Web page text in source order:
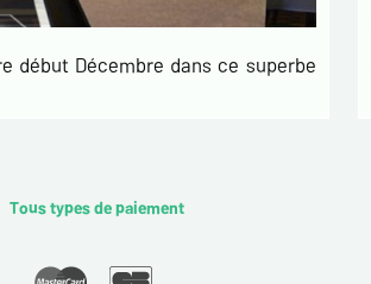
début Décembre dans ce superbe
Tous types de paiement